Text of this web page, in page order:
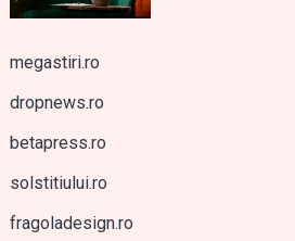
megastiri.ro
dropnews.ro
betapress.ro
solstitiului.ro
fragoladesign.ro